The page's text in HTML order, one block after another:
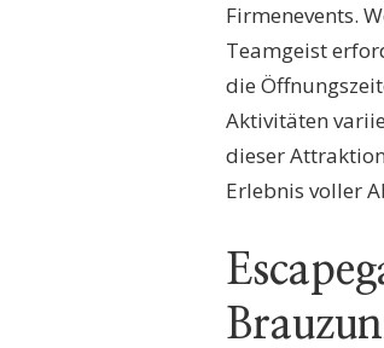
Firmenevents.
Teamgeist
die
Aktivitäten
dieser
Erlebnis voller